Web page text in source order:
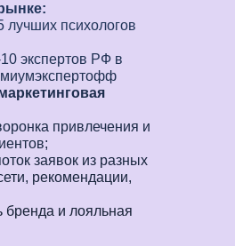
лучших психологов
экспертов РФ в
привлечения и
заявок из разных
рекомендации,
бренда и лояльная